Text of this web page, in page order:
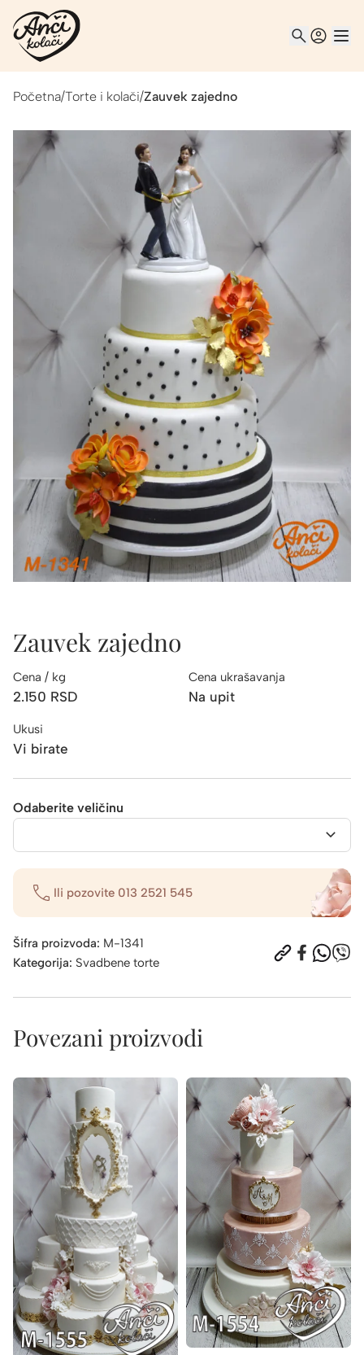
Početna/Torte i kolači/Zauvek zajedno
Zauvek zajedno
Cena / kg
2.150 RSD
Cena ukrašavanja
Na upit
Ukusi
Vi birate
Odaberite veličinu
Ili pozovite 013 2521 545
Šifra proizvoda: M-1341
Kategorija: Svadbene torte
Povezani proizvodi